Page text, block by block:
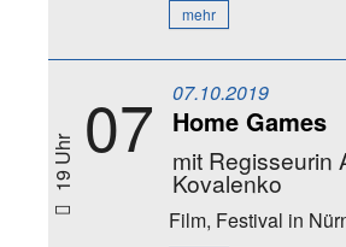
mehr
19 Uhr 07 07.10.2019
Home Games
mit Regisseurin
Kovalenko
Film, Festival in